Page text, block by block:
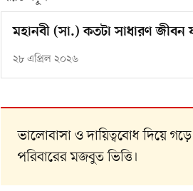
মহানবী (সা.) কতটা সাধারণ জীবন
২৮ এপ্রিল ২০২৬
ভালোবাসা ও দায়িত্ববোধ দিয়ে
পরিবারের মজবুত ভিত্তি।